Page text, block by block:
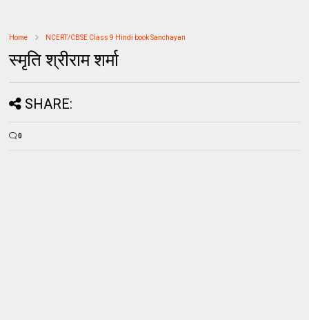
Home NCERT/CBSE Class 9 Hindi book Sanchayan
स्मृति श्रीराम शर्मा
SHARE:
0